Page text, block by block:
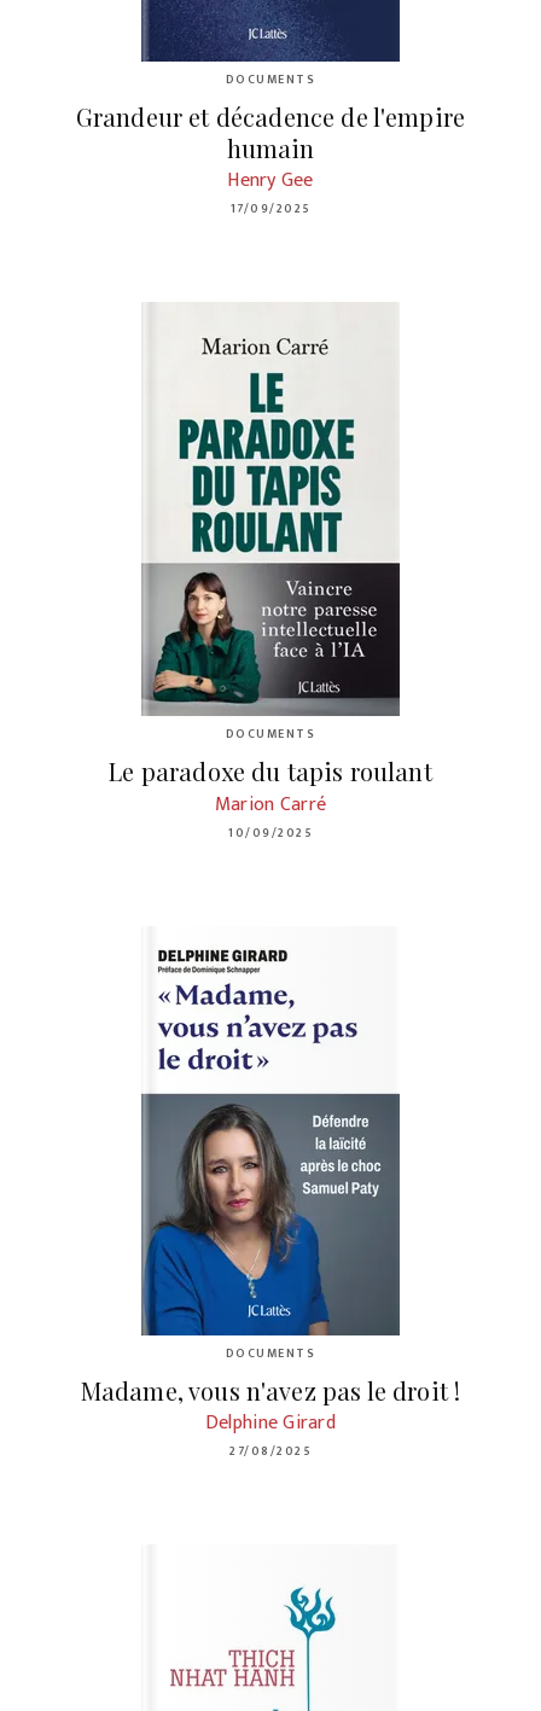
DOCUMENTS
Grandeur et décadence de l'empire
humain
Henry Gee
17/09/2025
DOCUMENTS
Le paradoxe du tapis roulant
Marion Carré
10/09/2025
DOCUMENTS
Madame, vous n'avez pas le droit !
Delphine Girard
27/08/2025